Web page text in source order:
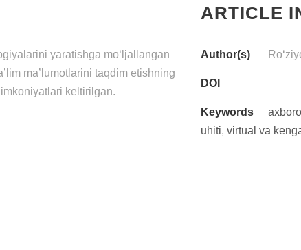
yaratishga mo‘ljallangan
ma’lumotlarini taqdim etishning
keltirilgan.
ARTICLE
Author(s)
DOI
Keywords
uhiti, virtual va